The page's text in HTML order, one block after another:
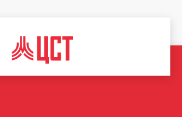
ЦЕНТР
СПОРТИВНЫХ